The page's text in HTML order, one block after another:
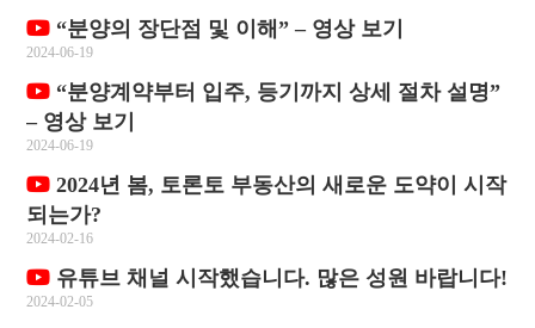
“분양의 장단점 및 이해” – 영상 보기
2024-06-19
“분양계약부터 입주, 등기까지 상세 절차 설명”
– 영상 보기
2024-06-19
2024년 봄, 토론토 부동산의 새로운 도약이 시작
되는가?
2024-02-16
유튜브 채널 시작했습니다. 많은 성원 바랍니다!
2024-02-05